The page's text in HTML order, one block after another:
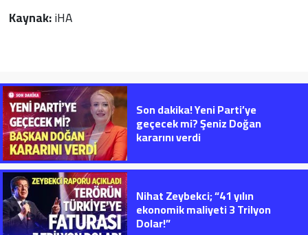
Kaynak:iHA
Son dakika! Yeni Parti’ye
geçecek mi? Şeniz Doğan
kararını verdi
Nihat Zeybekci; “41 yılın
ekonomik maliyeti 3 Trilyon
Dolar!”